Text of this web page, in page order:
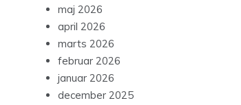
maj 2026
april 2026
marts 2026
februar 2026
januar 2026
december 2025